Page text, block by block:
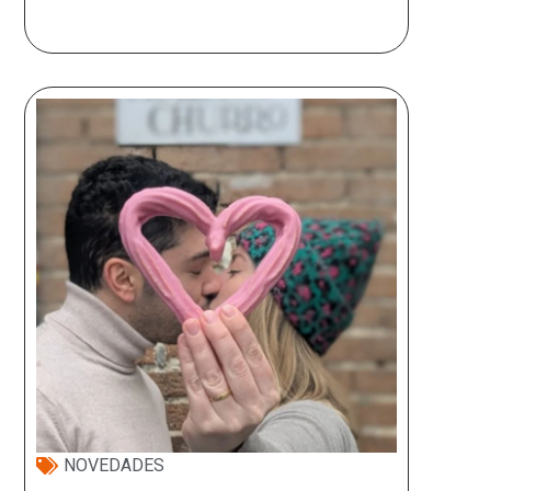
NOVEDADES